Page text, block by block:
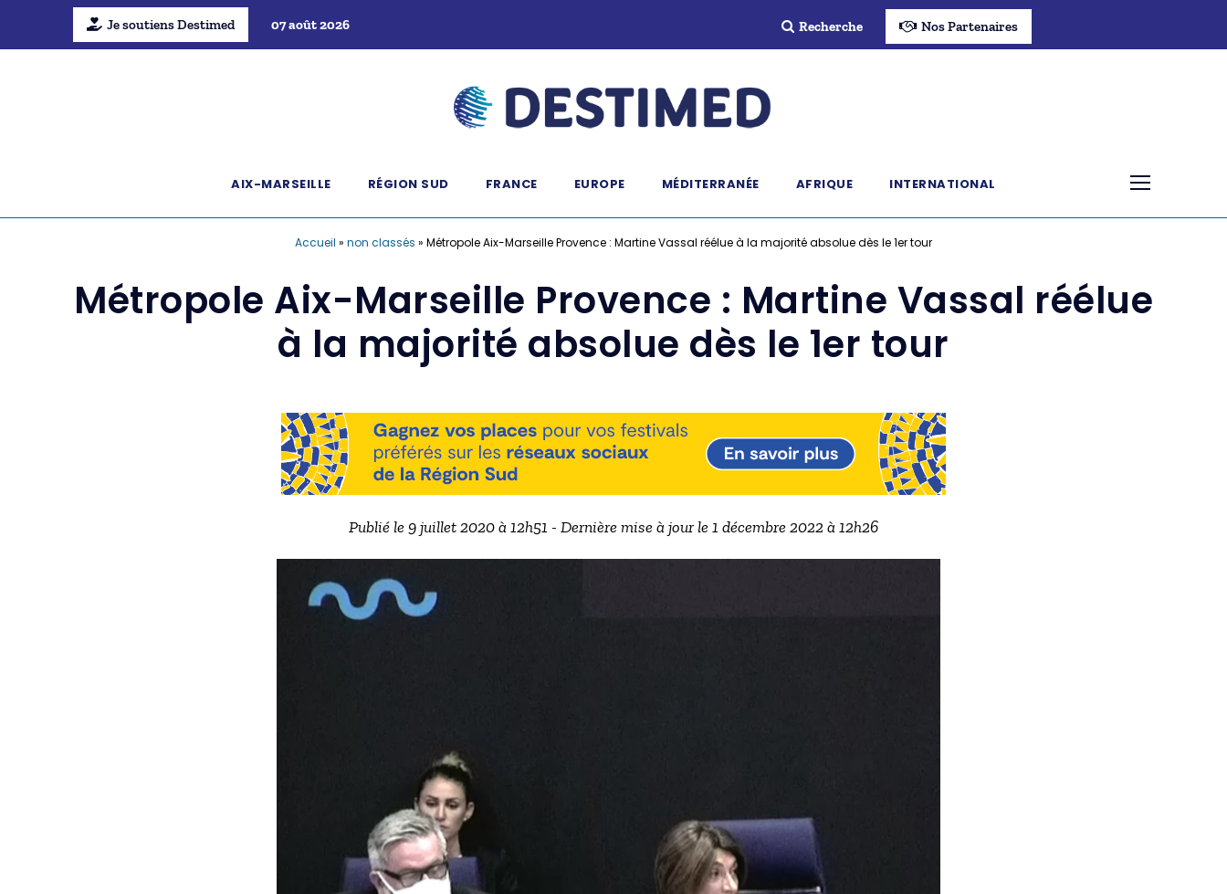
Je soutiens Destimed 07 août 2026 Recherche Nos Partenaires
AIX-MARSEILLE RÉGION SUD FRANCE EUROPE MÉDITERRANÉE AFRIQUE INTERNATIONAL
Accueil » non classés » Métropole Aix-Marseille Provence : Martine Vassal réélue à la majorité absolue dès le 1er tour
Métropole Aix-Marseille Provence : Martine Vassal réélue
à la majorité absolue dès le 1er tour
Publié le 9 juillet 2020 à 12h51 - Dernière mise à jour le 1 décembre 2022 à 12h26